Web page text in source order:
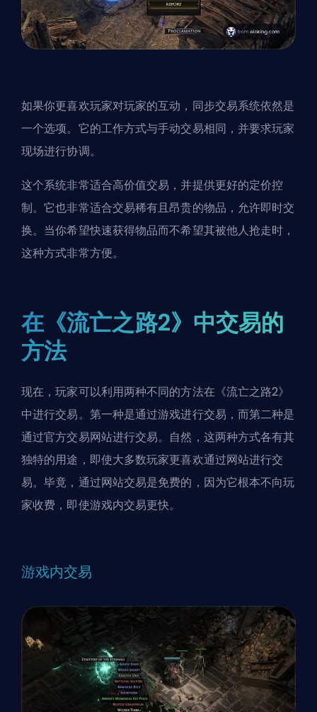
如果你更喜欢玩家对玩家的互动，同步交易系统依然是
一个选项。它的工作方式与手动交易相同，并要求玩家
现场进行协调。
这个系统非常适合高价值交易，并提供更好的定价控
制。它也非常适合交易稀有且昂贵的物品，允许即时交
换。当你希望快速获得物品而不希望其被他人抢走时，
这种方式非常方便。
在《流亡之路2》中交易的
方法
现在，玩家可以利用两种不同的方法在《流亡之路2》
中进行交易。第一种是通过游戏进行交易，而第二种是
通过官方交易网站进行交易。自然，这两种方式各有其
独特的用途，即使大多数玩家更喜欢通过网站进行交
易。毕竟，通过网站交易是免费的，因为它根本不向玩
家收费，即使游戏内交易更快。
游戏内交易